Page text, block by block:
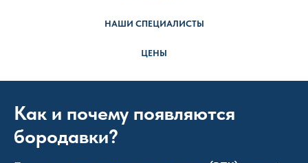
НАШИ СПЕЦИАЛИСТЫ
ЦЕНЫ
Как и почему появляются
бородавки?